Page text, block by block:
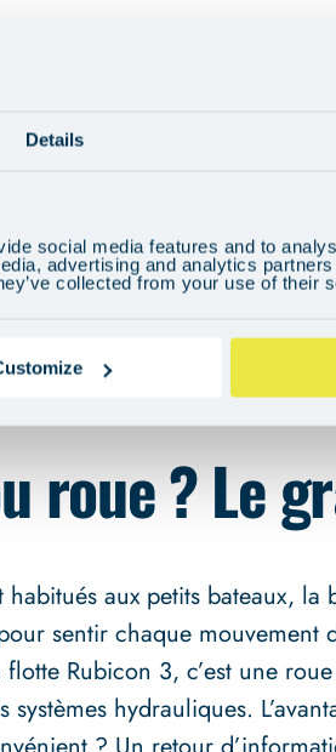
Details
social media features and to
advertising and analytics
collected from your use of their
des voiles, le cockpit est le
et où l’on se détend. C’est
dans des conditions
vagues. Mais cet abri peut
supplémentaires pour le
le confort et
dans des conditions
Utilisez des feuilles de
la confusion et les
roue ? Le
habitués aux petits bateaux,
sentir chaque mouvement
Rubicon 3, c’est une
systèmes hydrauliques.